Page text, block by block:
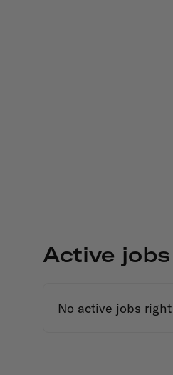
Active jobs
No active jobs